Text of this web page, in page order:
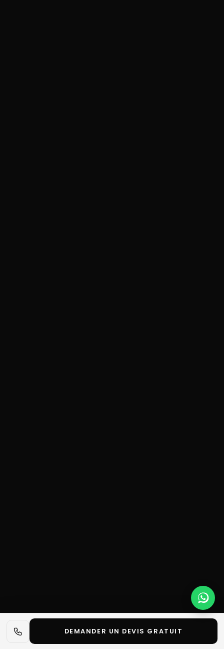
DEMANDER UN DEVIS GRATUIT